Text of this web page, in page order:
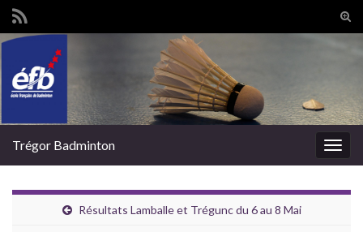
Trégor Badminton
Résultats Lamballe et Trégunc du 6 au 8 Mai